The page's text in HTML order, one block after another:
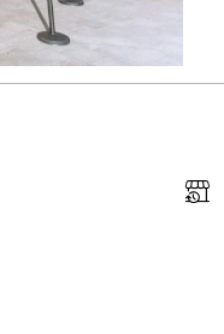
click_reserve_store